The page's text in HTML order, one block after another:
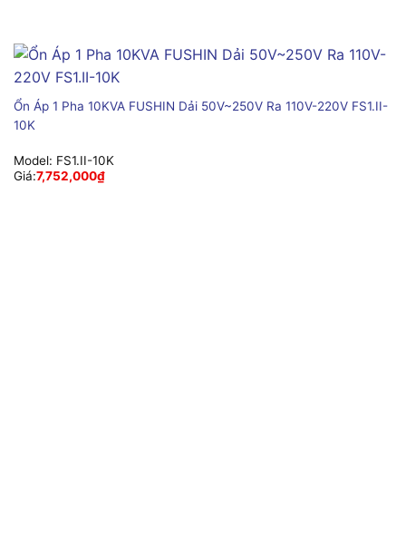
Ổn Áp 1 Pha 10KVA FUSHIN Dải 50V~250V Ra 110V-220V FS1.II-
10K
Model: FS1.II-10K
Giá:7,752,000₫